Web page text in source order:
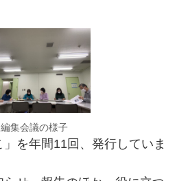
編集会議の様子
を年間11回、発行していま